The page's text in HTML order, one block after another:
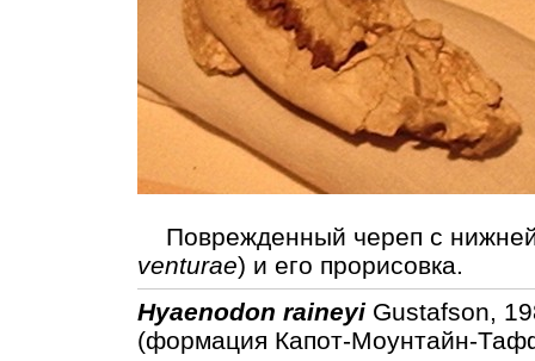
Поврежденный череп с
venturae) и его прорисовка.
Hyaenodon raineyi Gustafson,
(формация Капот-Моунтайн-